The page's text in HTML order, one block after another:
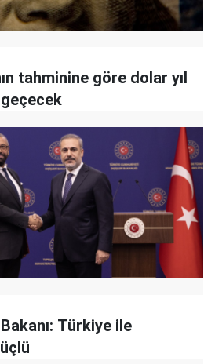
tahminine göre dolar yıl
Türkiye ile